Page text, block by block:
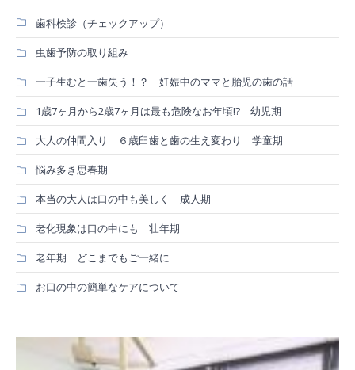
歯科検診（チェックアップ）
虫歯予防の取り組み
一子生むと一歯失う！？ 妊娠中のママと胎児の歯の話
1歳7ヶ月から2歳7ヶ月は最も危険なお年頃!? 幼児期
大人の仲間入り ６歳臼歯と歯の生え変わり 学童期
悩み多き思春期
本当の大人は口の中も美しく 成人期
老化現象は口の中にも 壮年期
老年期 どこまでもご一緒に
お口の中の簡単なケアについて